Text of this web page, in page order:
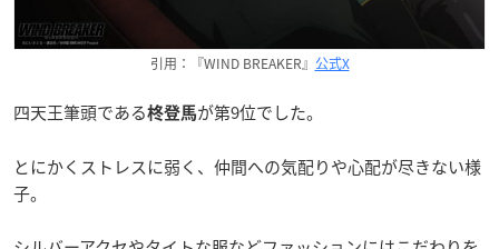
引用：『WIND BREAKER』 公式X
四天王筆頭である柊登馬が第9位でした。
とにかくストレスに弱く、仲間への気配りや心配が尽きない様
子。